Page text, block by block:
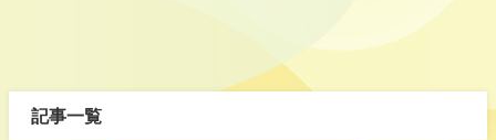
記事一覧